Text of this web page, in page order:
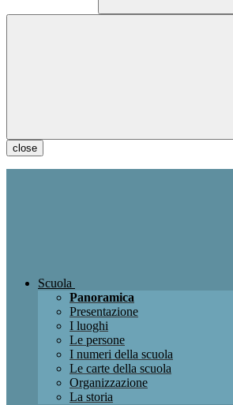
close
Scuola
Panoramica
Presentazione
I luoghi
Le persone
I numeri della scuola
Le carte della scuola
Organizzazione
La storia